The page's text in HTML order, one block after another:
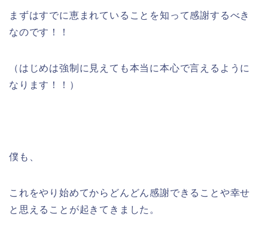
まずはすでに恵まれていることを知って感謝するべき
なのです！！
（はじめは強制に見えても本当に本心で言えるように
なります！！）
僕も、
これをやり始めてからどんどん感謝できることや幸せ
と思えることが起きてきました。